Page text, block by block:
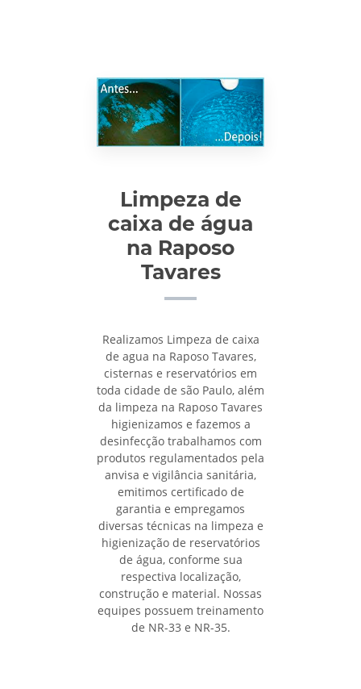
Limpeza de
caixa de água
na Raposo
Tavares
Realizamos Limpeza de caixa
de agua na Raposo Tavares,
cisternas e reservatórios em
toda cidade de são Paulo, além
da limpeza na Raposo Tavares
higienizamos e fazemos a
desinfecção trabalhamos com
produtos regulamentados pela
anvisa e vigilância sanitária,
emitimos certificado de
garantia e empregamos
diversas técnicas na limpeza e
higienização de reservatórios
de água, conforme sua
respectiva localização,
construção e material. Nossas
equipes possuem treinamento
de NR-33 e NR-35.